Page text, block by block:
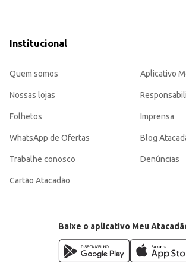
uma sensação de conforto e bem-estar.
Institucional
Quem somos
Nossas lojas
Folhetos
WhatsApp de Ofertas
Trabalhe conosco
Cartão Atacadão
Aplicativo
Imprensa
Blog
Denúncias
Baixe o aplicativo Meu